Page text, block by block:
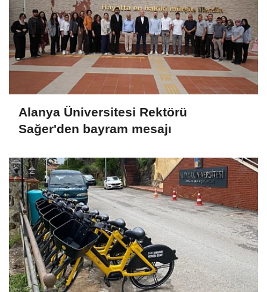
Alanya Üniversitesi Rektörü
Sağer'den bayram mesajı